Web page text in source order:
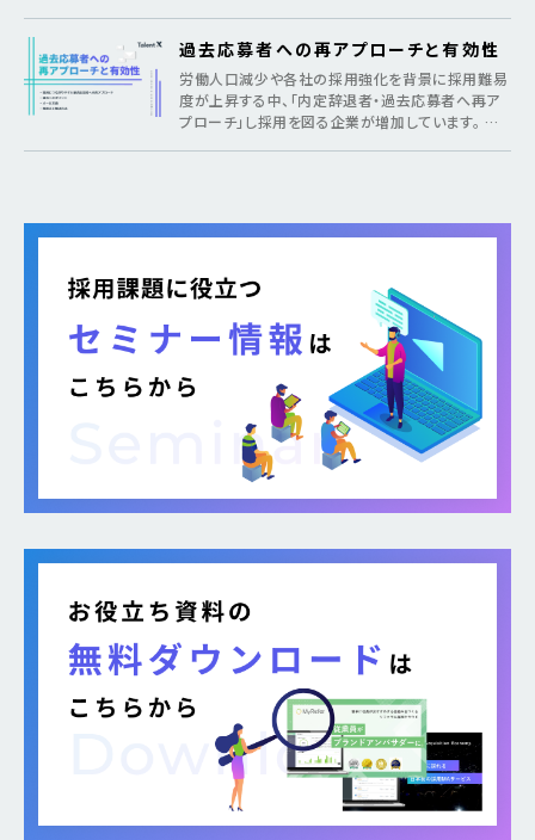
過去応募者への再アプローチと有効性
労働人口減少や各社の採用強化を背景に採用難易
度が上昇する中、「内定辞退者・過去応募者へ再ア
プローチ」し採用を図る企業が増加しています。 そ